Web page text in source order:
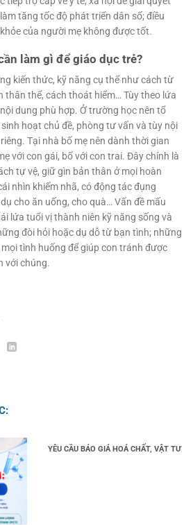
tăng tốc độ phát triển dân số; điều
của người mẹ không được tốt.
làm gì để giáo dục trẻ?
kiến thức, kỹ năng cụ thể như cách từ
thân thể, cách thoát hiểm… Tùy theo lứa
dung phù hợp. Ở trường học nên tổ
hoạt chủ đề, phòng tư vấn và tùy nội
Tại nhà bố mẹ nên dành thời gian
với con gái, bố với con trai. Đây chính là
tự vệ, giữ gìn bản thân ở mọi hoàn
nhìn khiếm nhã, có động tác đụng
cho ăn uống, cho quà… Vấn đề mấu
lứa tuổi vị thành niên kỹ năng sống và
đòi hỏi hoặc dụ dỗ từ bạn tình; những
tình huống để giúp con tránh được
với chúng.
YÊU CẦU BÁO GIÁ HOÁ CHẤT, VẬT TƯ